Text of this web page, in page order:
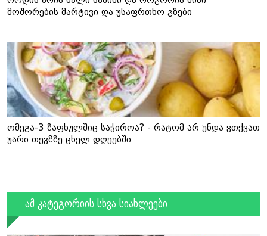
მოშორების მარტივი და უსაფრთხო გზები
ომეგა-3 ზაფხულშიც საჭიროა? - რატომ არ უნდა ვთქვათ
უარი თევზზე ცხელ დღეებში
ამ კატეგორიის სხვა სიახლეები